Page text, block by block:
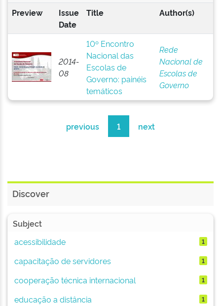
Preview
Issue
Date
Title Author(s)
2014-
08
10º Encontro
Nacional das
Escolas de
Governo: painéis
temáticos
Rede
Nacional de
Escolas de
Governo
previous 1 next
Discover
Subject
acessibilidade
1
capacitação de servidores 1
cooperação técnica internacional 1
educação a distância 1